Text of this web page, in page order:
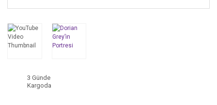
3 Günde
Kargoda